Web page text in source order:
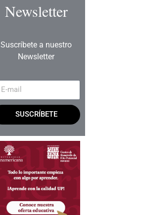
Newsletter
Suscríbete a nuestro
Newsletter
SUSCRÍBETE